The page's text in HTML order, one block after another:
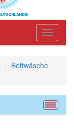
Toggle
Bettwäsche